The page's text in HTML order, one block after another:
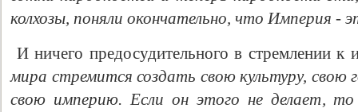
колхозы, поняли окончательно, что Империя -
И ничего предосудительного в стремлении к
мира стремится создать свою культуру, свою
свою империю. Если он этого не делает,